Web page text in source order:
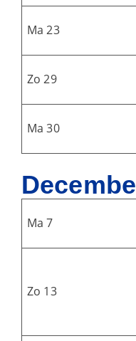
Ma 23
Zo 29
Ma 30
Ma 7
Zo 13